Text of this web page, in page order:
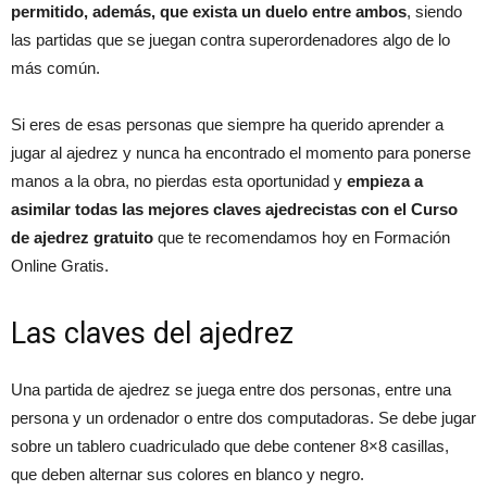
permitido, además, que exista un duelo entre ambos, siendo
las partidas que se juegan contra superordenadores algo de lo
más común.
Si eres de esas personas que siempre ha querido aprender a
jugar al ajedrez y nunca ha encontrado el momento para ponerse
manos a la obra, no pierdas esta oportunidad y empieza a
asimilar todas las mejores claves ajedrecistas con el Curso
de ajedrez gratuito que te recomendamos hoy en Formación
Online Gratis.
Las claves del ajedrez
Una partida de ajedrez se juega entre dos personas, entre una
persona y un ordenador o entre dos computadoras. Se debe jugar
sobre un tablero cuadriculado que debe contener 8×8 casillas,
que deben alternar sus colores en blanco y negro.